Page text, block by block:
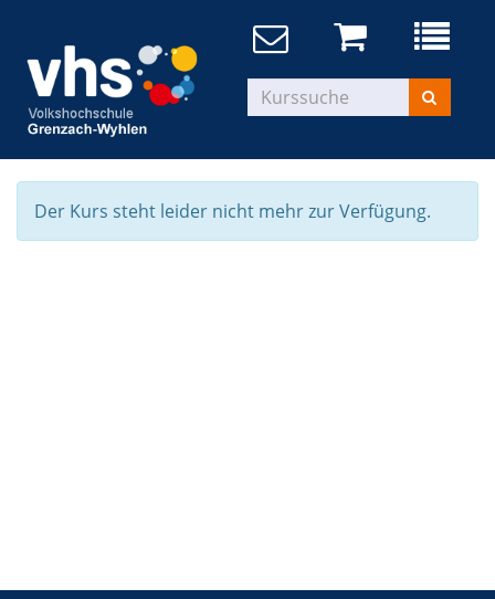
Der Kurs steht leider nicht mehr zur Verfügung.